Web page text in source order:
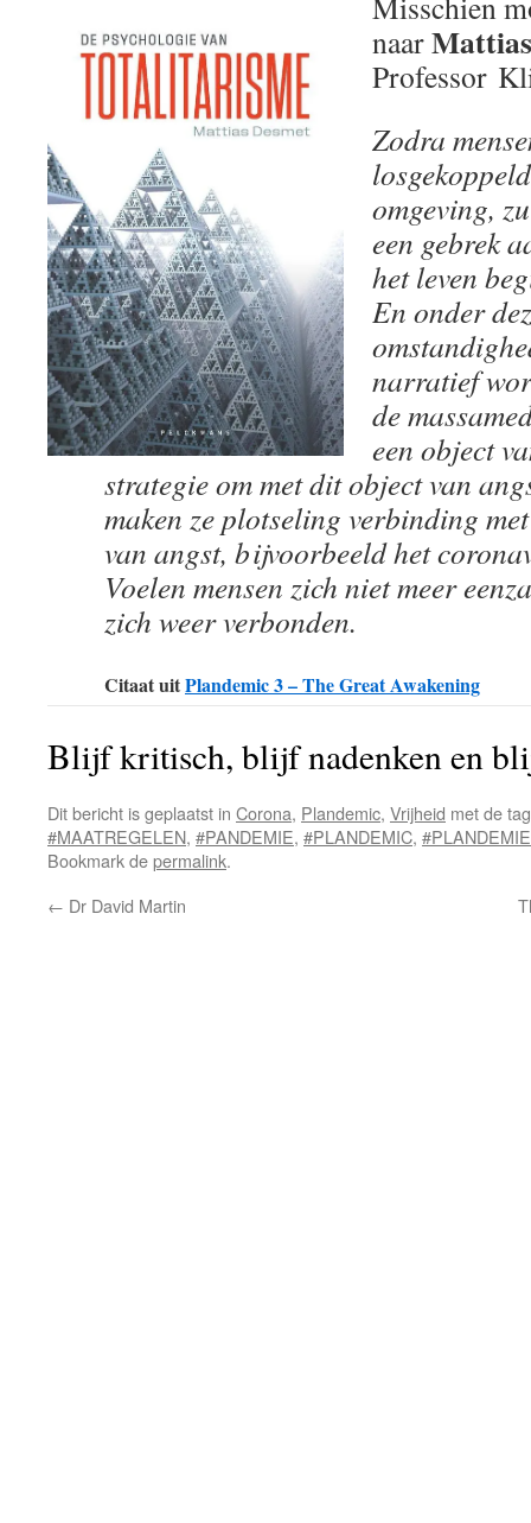
naar
Professor
Zodra
omgeving,
een gebrek
het leven
En onder
narratief
de
een object
strategie om met dit object van
maken ze plotseling verbinding
van angst, bijvoorbeeld het
Voelen mensen zich niet meer
zich weer verbonden.
Citaat uitPlandemic 3 – The Great Awakening
Blijf kritisch, blijf nadenken en
Dit bericht is geplaatst in Corona, Plandemic, Vrijheid met de
#MAATREGELEN, #PANDEMIE, #PLANDEMIC, #PLANDEMIE
Bookmark depermalink.
← Dr David Martin